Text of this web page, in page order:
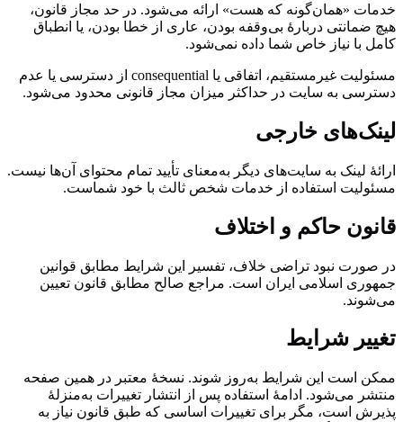
خدمات «همان‌گونه که هست» ارائه می‌شود. در حد مجاز قانون،
هیچ ضمانتی دربارهٔ بی‌وقفه بودن، عاری از خطا بودن، یا انطباق
کامل با نیاز خاص شما داده نمی‌شود.
مسئولیت غیرمستقیم، اتفاقی یا consequential از دسترسی یا عدم
دسترسی به سایت در حداکثر میزان مجاز قانونی محدود می‌شود.
لینک‌های خارجی
ارائهٔ لینک به سایت‌های دیگر به‌معنای تأیید تمام محتوای آن‌ها نیست.
مسئولیت استفاده از خدمات شخص ثالث با خود شماست.
قانون حاکم و اختلاف
در صورت نبود تراضی خلاف، تفسیر این شرایط مطابق قوانین
جمهوری اسلامی ایران است. مراجع صالح مطابق قانون تعیین
می‌شوند.
تغییر شرایط
ممکن است این شرایط به‌روز شوند. نسخهٔ معتبر در همین صفحه
منتشر می‌شود. ادامهٔ استفاده پس از انتشار تغییرات به‌منزلهٔ
پذیرش است، مگر برای تغییرات اساسی که طبق قانون نیاز به